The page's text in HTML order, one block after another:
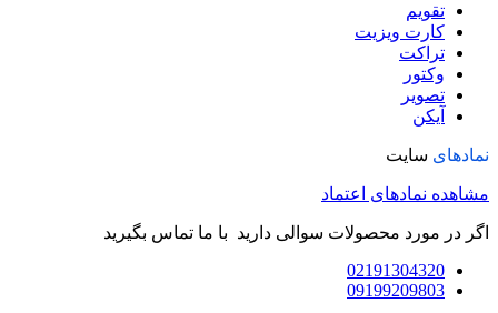
تقویم
کارت ویزیت
تراکت
وکتور
تصویر
آیکن
نمادهای سایت
مشاهده نمادهای اعتماد
اگر در مورد محصولات سوالی دارید با ما تماس بگیرید
02191304320
09199209803